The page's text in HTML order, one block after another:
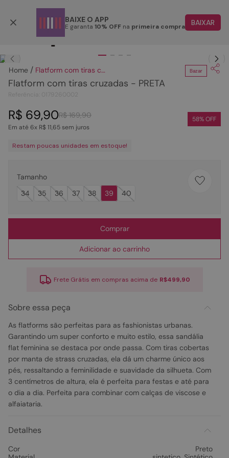
BAIXE O APP
E garanta 10% OFF na primeira compra BAIXAR
Flatform com tiras cruzadas - PRETA Bazar
Flatform com tiras cruzadas - PRETA
R$ 169,90
R$ 69,90
Em até6x R$11,65sem juros
58% OFF
Restam poucas unidades em estoque!
Tamanho
34
35 36 37 38 39 40
Comprar
Adicionar ao carrinho
Frete Grátis em compras acima de R$499,90
Sobre essa peça
As flatforms são perfeitas para as fashionistas urbanas.
Garantindo um super conforto e muito estilo, essa sandália
flat feminina se destaca por onde passa. Com tiras cobertas
por manta de strass cruzadas, ela dá um charme único aos
pés, ressaltando a feminilidade e suavidade da silhueta. Com
3 centímetros de altura, ela é perfeita para festas e até para
o dia a dia. Perfeita para combinar com calças de viscose e
alfaiataria.
Detalhes
Cor
Preto
1
2º
tenis
4º
sandalia
5º
rasteira
6º
tamanco
sapatilha
óculos
10º couro